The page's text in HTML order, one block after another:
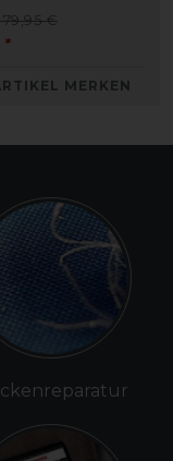
€
*
MERKEN